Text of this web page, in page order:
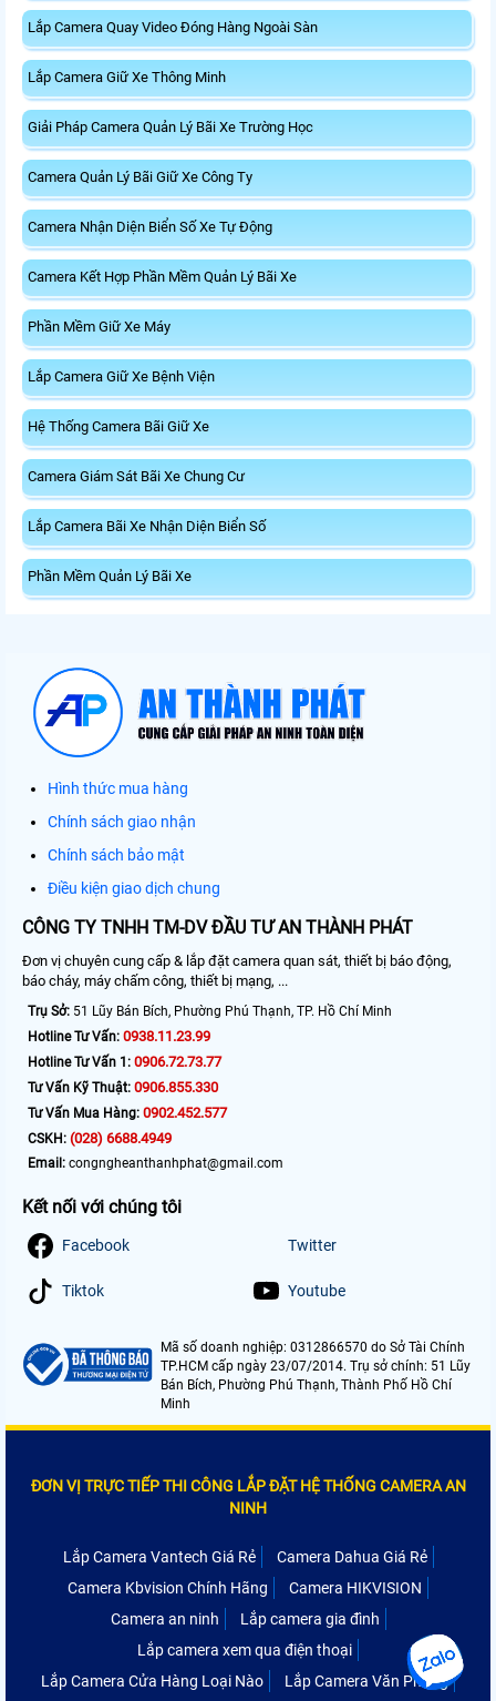
Lắp Camera Quay Video Đóng Hàng Ngoài Sàn
Lắp Camera Giữ Xe Thông Minh
Giải Pháp Camera Quản Lý Bãi Xe Trường Học
Camera Quản Lý Bãi Giữ Xe Công Ty
Camera Nhận Diện Biển Số Xe Tự Động
Camera Kết Hợp Phần Mềm Quản Lý Bãi Xe
Phần Mềm Giữ Xe Máy
Lắp Camera Giữ Xe Bệnh Viện
Hệ Thống Camera Bãi Giữ Xe
Camera Giám Sát Bãi Xe Chung Cư
Lắp Camera Bãi Xe Nhận Diện Biển Số
Phần Mềm Quản Lý Bãi Xe
Hình thức mua hàng
Chính sách giao nhận
Chính sách bảo mật
Điều kiện giao dịch chung
CÔNG TY TNHH TM-DV ĐẦU TƯ AN THÀNH PHÁT
Đơn vị chuyên cung cấp & lắp đặt camera quan sát, thiết bị báo động,
báo cháy, máy chấm công, thiết bị mạng, ...
Trụ Sở: 51 Lũy Bán Bích, Phường Phú Thạnh, TP. Hồ Chí Minh
Hotline Tư Vấn: 0938.11.23.99
Hotline Tư Vấn 1: 0906.72.73.77
Tư Vấn Kỹ Thuật: 0906.855.330
Tư Vấn Mua Hàng: 0902.452.577
CSKH: (028) 6688.4949
Email: congngheanthanhphat@gmail.com
Kết nối với chúng tôi
Facebook Twitter
Tiktok Youtube
Mã số doanh nghiệp: 0312866570 do Sở Tài Chính
TP.HCM cấp ngày 23/07/2014. Trụ sở chính: 51 Lũy
Bán Bích, Phường Phú Thạnh, Thành Phố Hồ Chí
Minh
ĐƠN VỊ TRỰC TIẾP THI CÔNG LẮP ĐẶT HỆ THỐNG CAMERA AN
NINH
Lắp Camera Vantech Giá Rẻ
Camera Dahua Giá Rẻ
Camera Kbvision Chính Hãng
Camera HIKVISION
Camera an ninh
Lắp camera gia đình
Lắp camera xem qua điện thoại
Lắp Camera Cửa Hàng Loại Nào
Lắp Camera Văn Phòng